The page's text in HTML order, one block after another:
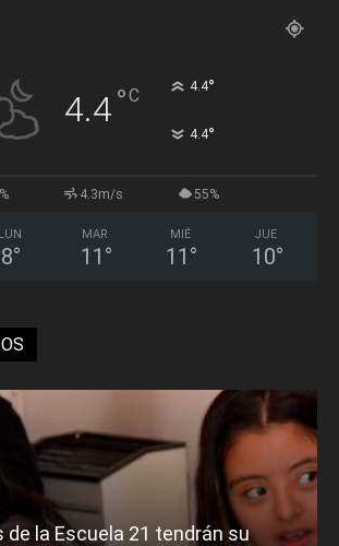
4.4°C 4.4°
4.4°
4.3m/s 55%
LUN
8°
MAR
11 °
MIÉ
11 °
JUE
10°
de la Escuela 21 tendrán su